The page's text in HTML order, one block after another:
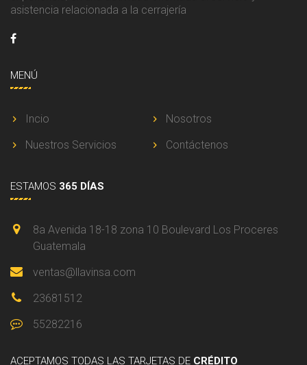
asistencia relacionada a la cerrajería
MENÚ
Incio
Nosotros
Nuestros Servicios
Contáctenos
ESTAMOS 365 DÍAS
8a Avenida 18-18 zona 10 Boulevard Los Proceres
Guatemala
ventas@llavinsa.com
23681512
55282216
ACEPTAMOS TODAS LAS TARJETAS DE CRÉDITO